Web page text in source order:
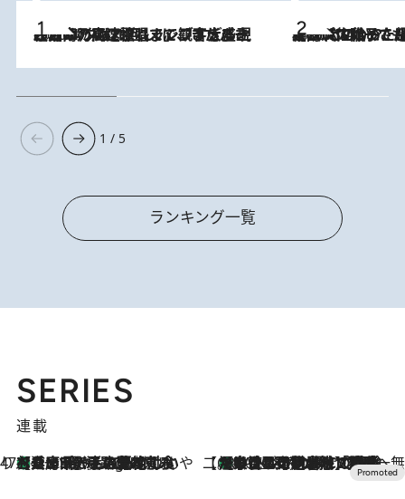
2026.8.7
「湘南乃風に憧れて」観客大盛上がりの“タオル回し”に、ラッパー顔負けの高速歌唱まで…さだまさし（74）のアグレッシブすぎる現在地 2026.8.5
【阿川佐和子さんの年とる力】なぜ70代で始めた趣味は“こんなに楽しい”のか？ ピアノ、俳句…スランプに陥っても続けられる“ある秘訣”とは
1 / 5
ランキング一覧
SERIES
連載
47都道府県の手みやげ ひんやりスイーツで夏を満喫
8 Minutes Ago
【兵庫県】この夏絶対食べたい 冷やしておいしいおやつ3選 淡路島の恵みをジェラートに集約 【CREA×星野リゾート】唯一無二。癒しと発見が待つ場所へ
2026.8.7
【トンボの足水浴】ヒノキの香りに包まれて涼感マックス！約13℃の湧水かけ流しを避暑地「星野温泉 トンボの湯」で体験